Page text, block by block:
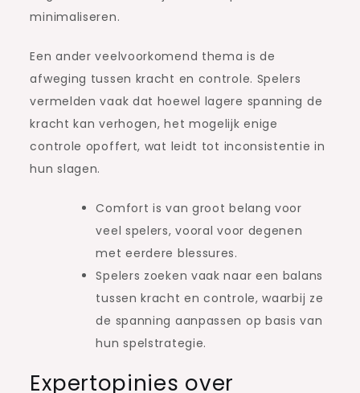
minimaliseren.
Een ander veelvoorkomend thema is de
afweging tussen kracht en controle. Spelers
vermelden vaak dat hoewel lagere spanning de
kracht kan verhogen, het mogelijk enige
controle opoffert, wat leidt tot inconsistentie in
hun slagen.
Comfort is van groot belang voor
veel spelers, vooral voor degenen
met eerdere blessures.
Spelers zoeken vaak naar een balans
tussen kracht en controle, waarbij ze
de spanning aanpassen op basis van
hun spelstrategie.
Expertopinies over